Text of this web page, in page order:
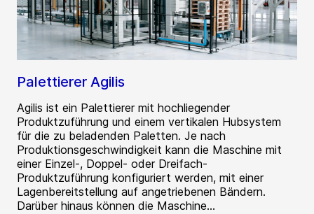
Palettierer Agilis
Agilis ist ein Palettierer mit hochliegender
Produktzuführung und einem vertikalen Hubsystem
für die zu beladenden Paletten. Je nach
Produktionsgeschwindigkeit kann die Maschine mit
einer Einzel-, Doppel- oder Dreifach-
Produktzuführung konfiguriert werden, mit einer
Lagenbereitstellung auf angetriebenen Bändern.
Darüber hinaus können die Maschine...